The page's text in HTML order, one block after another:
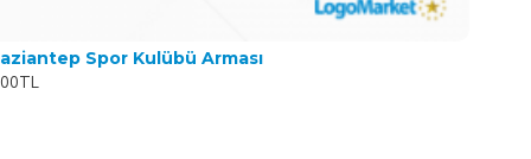
Spor Kulübü Arması